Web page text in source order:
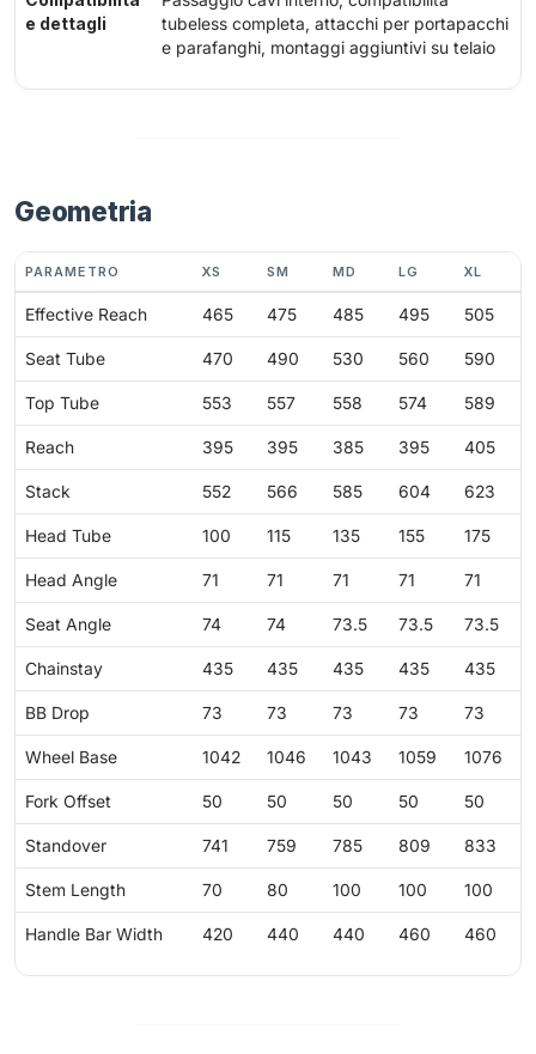
e dettagli
tubeless completa, attacchi per portapacchi
e parafanghi, montaggi aggiuntivi su telaio
Geometria
PARAMETRO XS SM MD LG XL
Effective Reach 465 475 485 495 505
Seat Tube 470 490 530 560 590
Top Tube 553 557 558 574 589
Reach 395 395 385 395 405
Stack 552 566 585 604 623
Head Tube 100 115 135 155 175
Head Angle 71 71 71 71 71
Seat Angle 74 74 73.5 73.5 73.5
Chainstay 435 435 435 435 435
BB Drop 73 73 73 73 73
Wheel Base 1042 1046 1043 1059 1076
Fork Offset 50 50 50 50 50
Standover 741 759 785 809 833
Stem Length 70 80 100 100 100
Handle Bar Width 420 440 440 460 460